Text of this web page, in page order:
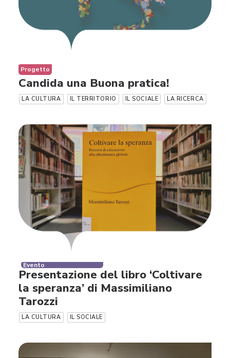
Progetto
Candida una Buona pratica!
LA CULTURA IL TERRITORIO IL SOCIALE LA RICERCA
Evento
Presentazione del libro ‘Coltivare
la speranza’ di Massimiliano
Tarozzi
LA CULTURA IL SOCIALE